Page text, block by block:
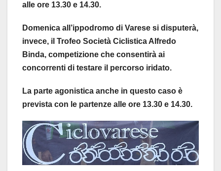
alle ore 13.30 e 14.30.
Domenica all’ippodromo di Varese si disputerà,
invece, il Trofeo Società Ciclistica Alfredo
Binda, competizione che consentirà ai
concorrenti di testare il percorso iridato.
La parte agonistica anche in questo caso è
prevista con le partenze alle ore 13.30 e 14.30.